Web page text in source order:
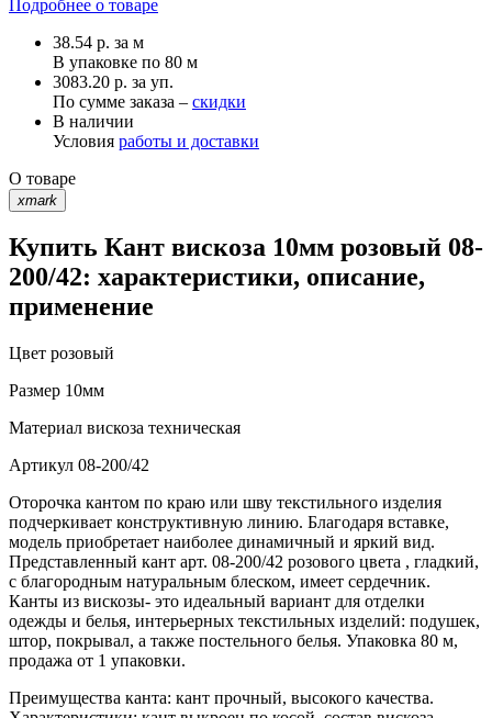
Подробнее о товаре
38.54 р. за м
В упаковке по 80 м
3083.20 р. за уп.
По сумме заказа – скидки
В наличии
Условия работы и доставки
О товаре
xmark
Купить Кант вискоза 10мм розовый 08-
200/42: характеристики, описание,
применение
Цвет розовый
Размер 10мм
Материал вискоза техническая
Артикул 08-200/42
Оторочка кантом по краю или шву текстильного изделия
подчеркивает конструктивную линию. Благодаря вставке,
модель приобретает наиболее динамичный и яркий вид.
Представленный кант арт. 08-200/42 розового цвета , гладкий,
с благородным натуральным блеском, имеет сердечник.
Канты из вискозы- это идеальный вариант для отделки
одежды и белья, интерьерных текстильных изделий: подушек,
штор, покрывал, а также постельного белья. Упаковка 80 м,
продажа от 1 упаковки.
Преимущества канта: кант прочный, высокого качества.